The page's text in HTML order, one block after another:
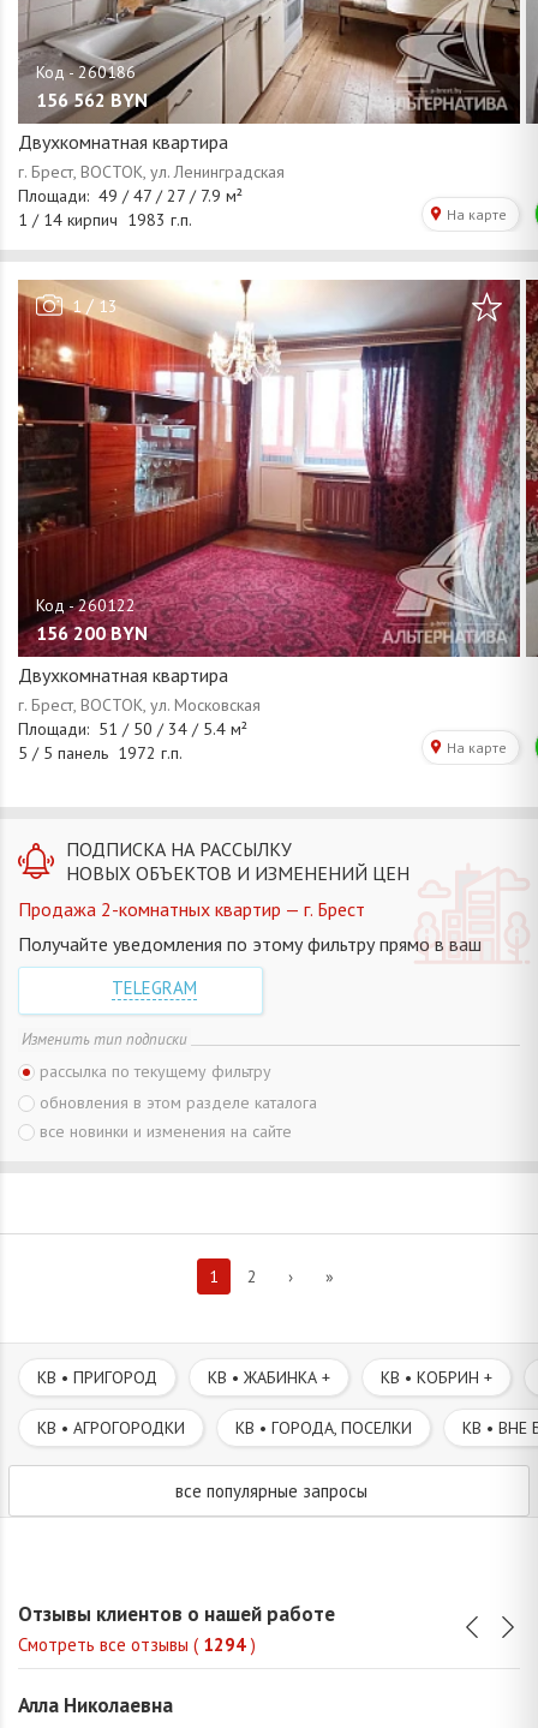
156 562 BYN
Двухкомнатная квартира
1 / 13
156 200 BYN
Двухкомнатная квартира
ПОДПИСКА НА РАССЫЛКУ
НОВЫХ ОБЪЕКТОВ И ИЗМЕНЕНИЙ ЦЕН
Продажа 2-комнатных квартир — г. Брест
Получайте уведомления по этому фильтру прямо в ваш
TELEGRAM
Изменить тип подписки
рассылка по текущему фильтру
обновления в этом разделе каталога
все новинки и изменения на сайте
1 2 › »
КВ • ПРИГОРОД КВ • ЖАБИНКА + КВ • КОБРИН +
КВ • АГРОГОРОДКИ КВ • ГОРОДА, ПОСЕЛКИ КВ • ВНЕ
все популярные запросы
Отзывы клиентов о нашей работе
Смотреть все отзывы ( 1294 )
Алла Николаевна